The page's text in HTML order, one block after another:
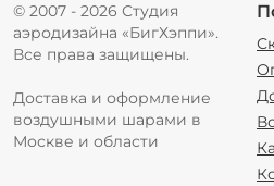
© 2007 - 2026 Студия
аэродизайна «БигХэппи».
Все права защищены.
Доставка и оформление
воздушными шарами в
Москве и области